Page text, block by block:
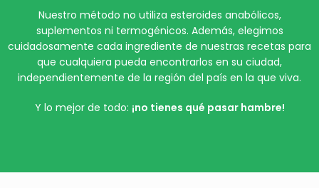
Nuestro método no utiliza esteroides anabólicos,
suplementos ni termogénicos. Además, elegimos
cuidadosamente cada ingrediente de nuestras recetas para
que cualquiera pueda encontrarlos en su ciudad,
independientemente de la región del país en la que viva.
Y lo mejor de todo: ¡no tienes qué pasar hambre!